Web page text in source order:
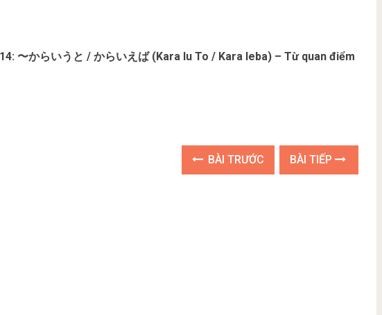
〜からいうと / からいえば (Kara Iu To / Kara Ieba) – Từ quan điểm
BÀI TRƯỚC BÀI TIẾP